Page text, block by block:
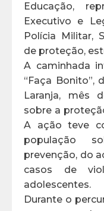
Educação,
Executivo e
Polícia Militar,
de proteção,
A caminhada
“Faça Bonito”,
Laranja, mês
sobre a
A ação teve
população
prevenção, do
casos de
adolescentes.
Durante o